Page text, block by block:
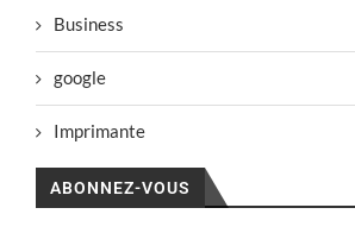
Business
google
Imprimante
ABONNEZ-VOUS